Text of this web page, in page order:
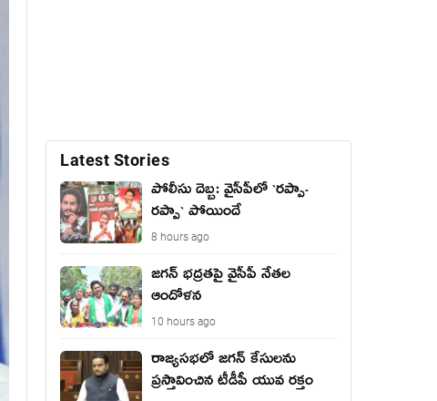
Latest Stories
పోలీసు దెబ్బ: వైసీపీలో `ర‌ప్పా-
ర‌ప్పా` పోయిందే
8 hours ago
జ‌గ‌న్ భద్రతపై వైసీపీ నేతల
ఆందోళన
10 hours ago
రాజ్యసభలో జగన్ కేసులను
ప్రస్తావించిన టీడీపీ యువ రక్తం